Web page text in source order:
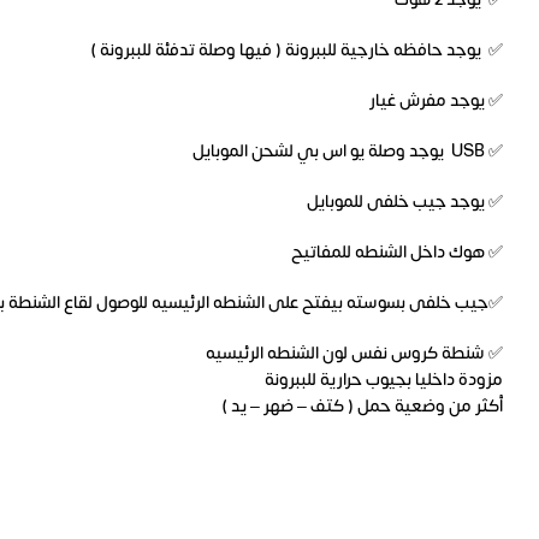
✅ يوجد حافظه خارجية للببرونة ( فيها وصلة تدفئة للببرونة )
✅ يوجد مفرش غيار
✅ USB يوجد وصلة يو اس بي لشحن الموبايل
✅ يوجد جيب خلفى للموبايل
✅ هوك داخل الشنطه للمفاتيح
✅جيب خلفى بسوسته بيفتح على الشنطه الرئيسيه للوصول لقاع الشنطة
✅ شنطة كروس نفس لون الشنطه الرئيسيه
مزودة داخليا بجيوب حرارية للببرونة
أكثر من وضعية حمل ( كتف – ضهر – يد )